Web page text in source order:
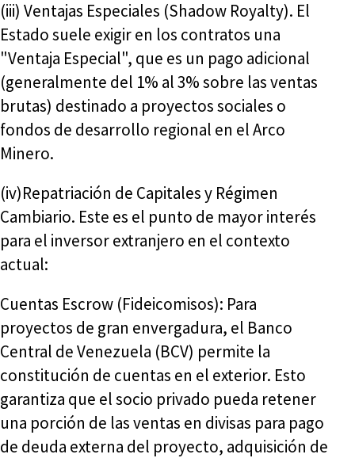
(iii) Ventajas Especiales (Shadow Royalty). El
Estado suele exigir en los contratos una
"Ventaja Especial", que es un pago adicional
(generalmente del 1% al 3% sobre las ventas
brutas) destinado a proyectos sociales o
fondos de desarrollo regional en el Arco
Minero.
(iv)Repatriación de Capitales y Régimen
Cambiario. Este es el punto de mayor interés
para el inversor extranjero en el contexto
actual:
Cuentas Escrow (Fideicomisos): Para
proyectos de gran envergadura, el Banco
Central de Venezuela (BCV) permite la
constitución de cuentas en el exterior. Esto
garantiza que el socio privado pueda retener
una porción de las ventas en divisas para pago
de deuda externa del proyecto, adquisición de